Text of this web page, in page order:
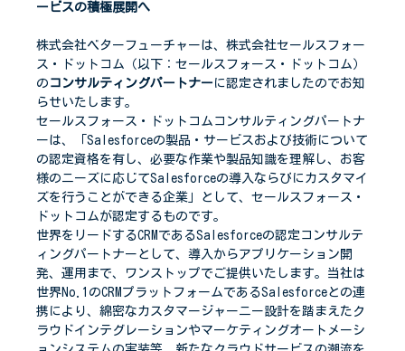
ービスの積極展開へ
株式会社ベターフューチャーは、株式会社セールスフォー
ス・ドットコム（以下：セールスフォース・ドットコム）
の コンサルティングパートナー に認定されましたのでお知
らせいたします。
セールスフォース・ドットコムコンサルティングパートナ
ーは、「Salesforceの製品・サービスおよび技術について
の認定資格を有し、必要な作業や製品知識を理解し、お客
様のニーズに応じてSalesforceの導入ならびにカスタマイ
ズを行うことができる企業」として、セールスフォース・
ドットコムが認定するものです。
世界をリードするCRMであるSalesforceの認定コンサルテ
ィングパートナーとして、導入からアプリケーション開
発、運用まで、ワンストップでご提供いたします。当社は
世界No.1のCRMプラットフォームであるSalesforceとの連
携により、綿密なカスタマージャーニー設計を踏まえたク
ラウドインテグレーションやマーケティングオートメーシ